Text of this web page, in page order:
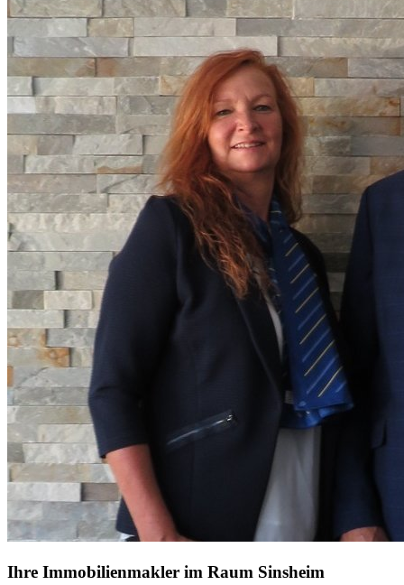
Ihre Immobilienmakler im Raum Sinsheim